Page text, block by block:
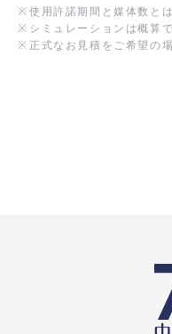
※ 使用許諾期間と媒体数と
※ シミュレーションは概算
※ 正式なお見積をご希望の